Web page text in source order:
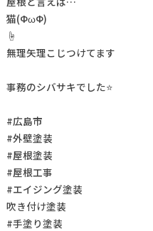
猫(ФωФ)
☝
無理矢理こじつけてます
事務のシバサキでした⭐
#広島市
#外壁塗装
#屋根塗装
#屋根工事
#エイジング塗装
吹き付け塗装
#手塗り塗装